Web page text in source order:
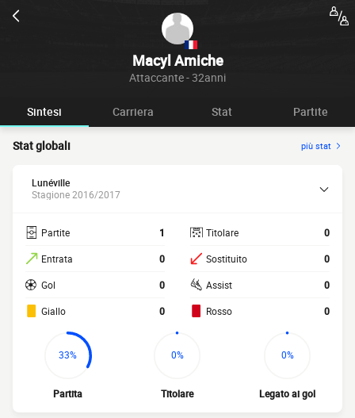
Macyl Amiche
Attaccante - 32anni
Sintesi Carriera Stat Partite
Stat globali più stat
Lunéville
Stagione 2016/2017
Partite 1
Entrata 0
Gol 0
Giallo 0
Titolare 0
Sostituito 0
Assist 0
Rosso 0
33%
Partita
0%
Titolare
0%
Legato ai gol